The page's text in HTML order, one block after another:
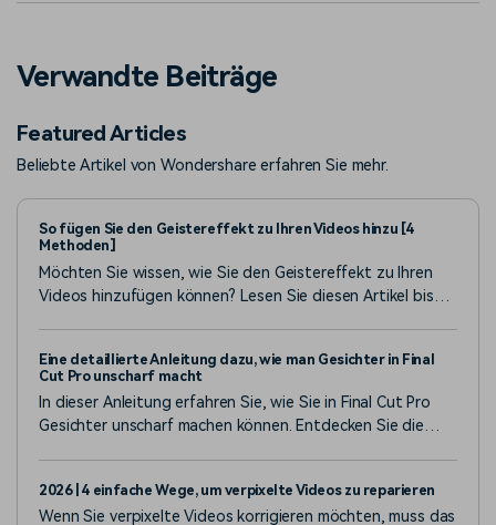
Verwandte Beiträge
Featured Articles
Beliebte Artikel von Wondershare erfahren Sie mehr.
So fügen Sie den Geistereffekt zu Ihren Videos hinzu [4
Methoden]
Möchten Sie wissen, wie Sie den Geistereffekt zu Ihren
Videos hinzufügen können? Lesen Sie diesen Artikel bis
Eine detaillierte Anleitung dazu, wie man Gesichter in Final
Cut Pro unscharf macht
In dieser Anleitung erfahren Sie, wie Sie in Final Cut Pro
Gesichter unscharf machen können. Entdecken Sie die
Videos verwenden können.
2026 | 4 einfache Wege, um verpixelte Videos zu reparieren
Wenn Sie verpixelte Videos korrigieren möchten, muss das